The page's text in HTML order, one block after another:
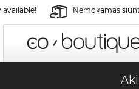
Nemokamas